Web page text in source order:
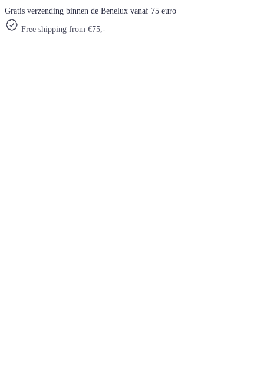
Gratis verzending binnen de Benelux vanaf 75 euro
Free shipping from €75,-